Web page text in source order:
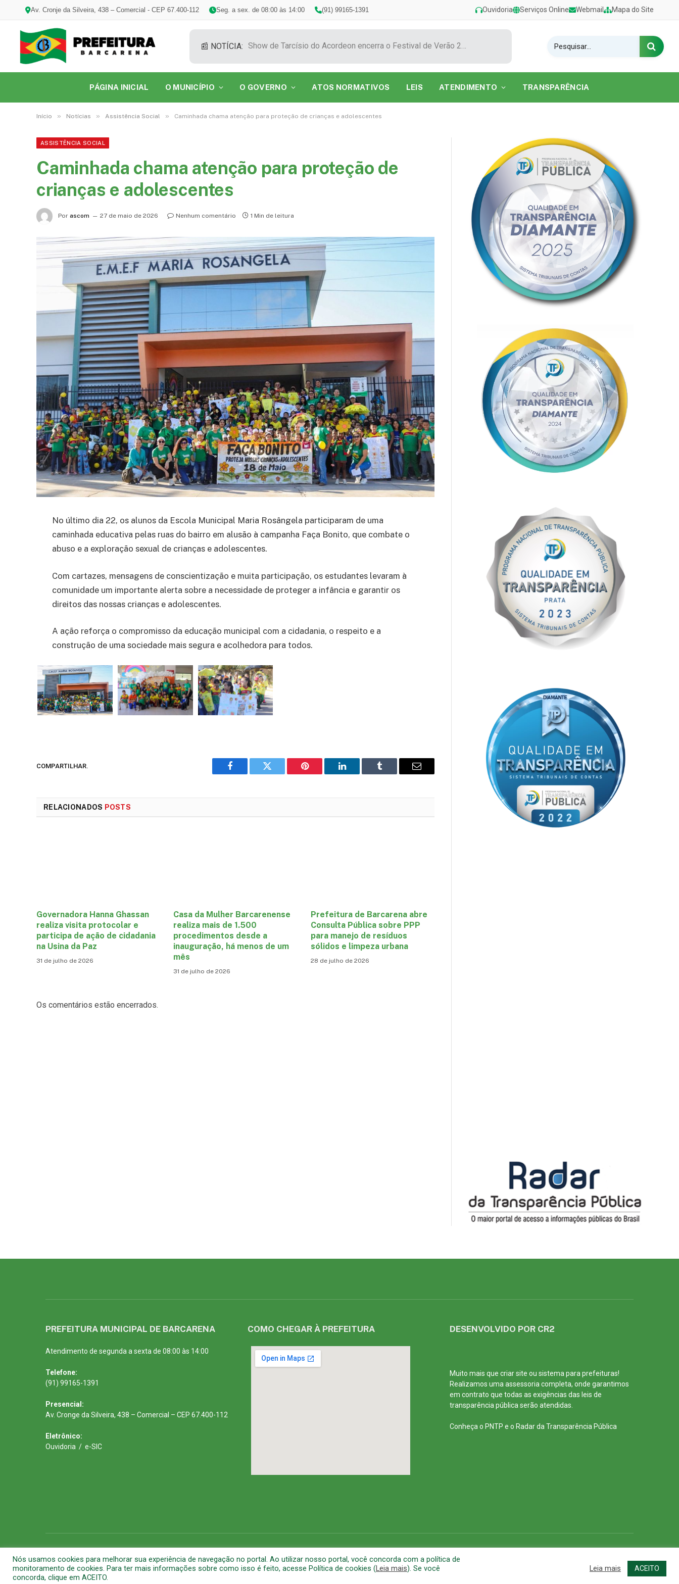
Av. Cronje da Silveira, 438 – Comercial - CEP 67.400-112 Seg. a sex. de 08:00 às 14:00 (91) 99165-1391 Ouvidoria Serviços Online Webmail Mapa do Site
📰 NOTÍCIA: Show de Tarcísio do Acordeon encerra o Festival de Verão 2026 na Praia do Caripi
PÁGINA INICIAL O MUNICÍPIO O GOVERNO ATOS NORMATIVOS LEIS ATENDIMENTO TRANSPARÊNCIA
Início » Notícias » Assistência Social » Caminhada chama atenção para proteção de crianças e adolescentes
ASSISTÊNCIA SOCIAL
Caminhada chama atenção para proteção de
crianças e adolescentes
Por ascom 27 de maio de 2026 Nenhum comentário 1 Min de leitura
No último dia 22, os alunos da Escola Municipal Maria Rosângela participaram de uma
caminhada educativa pelas ruas do bairro em alusão à campanha Faça Bonito, que combate o
abuso e a exploração sexual de crianças e adolescentes.
Com cartazes, mensagens de conscientização e muita participação, os estudantes levaram à
comunidade um importante alerta sobre a necessidade de proteger a infância e garantir os
direitos das nossas crianças e adolescentes.
A ação reforça o compromisso da educação municipal com a cidadania, o respeito e a
construção de uma sociedade mais segura e acolhedora para todos.
COMPARTILHAR.
Facebook Twitter Pinterest LinkedIn Tumblr
E-
RELACIONADOS POSTS
Governadora Hanna Ghassan
realiza visita protocolar e
participa de ação de cidadania
na Usina da Paz
31 de julho de 2026
Casa da Mulher Barcarenense
realiza mais de 1.500
procedimentos desde a
inauguração, há menos de um
mês
31 de julho de 2026
Prefeitura de Barcarena abre
Consulta Pública sobre PPP
para manejo de resíduos
sólidos e limpeza urbana
28 de julho de 2026
Os comentários estão encerrados.
PREFEITURA MUNICIPAL DE BARCARENA
Atendimento de segunda a sexta de 08:00 às 14:00
Telefone:
(91) 99165-1391
Presencial:
Av. Cronge da Silveira, 438 – Comercial – CEP 67.400-112
Eletrônico:
Ouvidoria / e-SIC
COMO CHEGAR À PREFEITURA DESENVOLVIDO POR CR2
Muito mais que criar site ou sistema para prefeituras!
Realizamos uma assessoria completa, onde garantimos
em contrato que todas as exigências das leis de
transparência pública serão atendidas.
Conheça o PNTP e o Radar da Transparência Pública
Nós usamos cookies para melhorar sua experiência de navegação no portal. Ao utilizar nosso portal, você concorda com a política de
monitoramento de cookies. Para ter mais informações sobre como isso é feito, acesse Política de cookies (Leia mais). Se você
concorda, clique em ACEITO.
Leia mais ACEITO